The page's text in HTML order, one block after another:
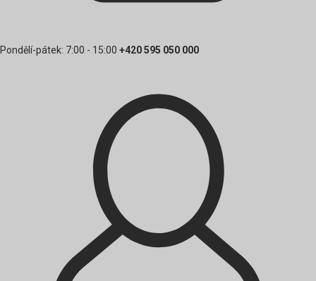
Pondělí-pátek: 7:00 - 15:00 +420 595 050 000